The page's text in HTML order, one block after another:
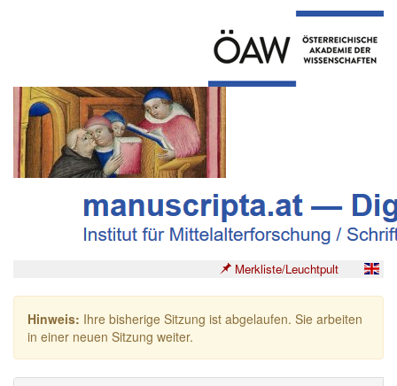
Merkliste/Leuchtpult
Hinweis: Ihre bisherige Sitzung ist abgelaufen. Sie arbeiten
in einer neuen Sitzung weiter.